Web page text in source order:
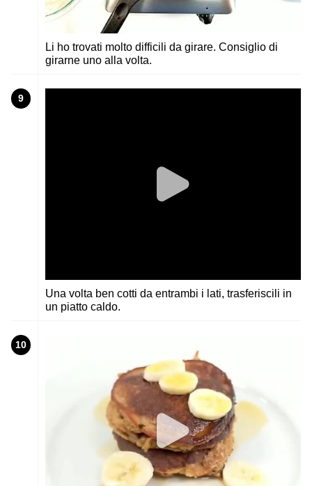
Li ho trovati molto difficili da girare. Consiglio di
girarne uno alla volta.
9
Una volta ben cotti da entrambi i lati, trasferiscili in
un piatto caldo.
10